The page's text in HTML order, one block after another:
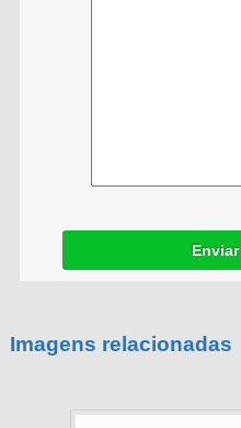
Imagens relacionadas